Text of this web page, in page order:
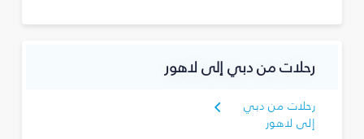
رحلات من دبي إلى لاهور
رحلات من دبي
إلى لاهور